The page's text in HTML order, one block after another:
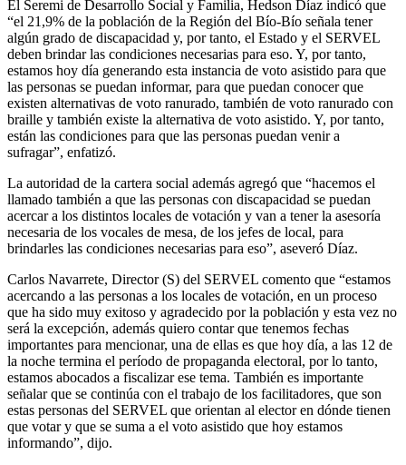
El Seremi de Desarrollo Social y Familia, Hedson Díaz indicó que
“el 21,9% de la población de la Región del Bío-Bío señala tener
algún grado de discapacidad y, por tanto, el Estado y el SERVEL
deben brindar las condiciones necesarias para eso. Y, por tanto,
estamos hoy día generando esta instancia de voto asistido para que
las personas se puedan informar, para que puedan conocer que
existen alternativas de voto ranurado, también de voto ranurado con
braille y también existe la alternativa de voto asistido. Y, por tanto,
están las condiciones para que las personas puedan venir a
sufragar”, enfatizó.
La autoridad de la cartera social además agregó que “hacemos el
llamado también a que las personas con discapacidad se puedan
acercar a los distintos locales de votación y van a tener la asesoría
necesaria de los vocales de mesa, de los jefes de local, para
brindarles las condiciones necesarias para eso”, aseveró Díaz.
Carlos Navarrete, Director (S) del SERVEL comento que “estamos
acercando a las personas a los locales de votación, en un proceso
que ha sido muy exitoso y agradecido por la población y esta vez no
será la excepción, además quiero contar que tenemos fechas
importantes para mencionar, una de ellas es que hoy día, a las 12 de
la noche termina el período de propaganda electoral, por lo tanto,
estamos abocados a fiscalizar ese tema. También es importante
señalar que se continúa con el trabajo de los facilitadores, que son
estas personas del SERVEL que orientan al elector en dónde tienen
que votar y que se suma a el voto asistido que hoy estamos
informando”, dijo.